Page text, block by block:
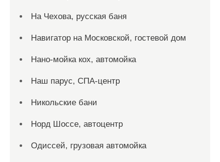
На Чехова, русская баня
Навигатор на Московской, гостевой дом
Нано-мойка кох, автомойка
Наш парус, СПА-центр
Никольские бани
Норд Шоссе, автоцентр
Одиссей, грузовая автомойка